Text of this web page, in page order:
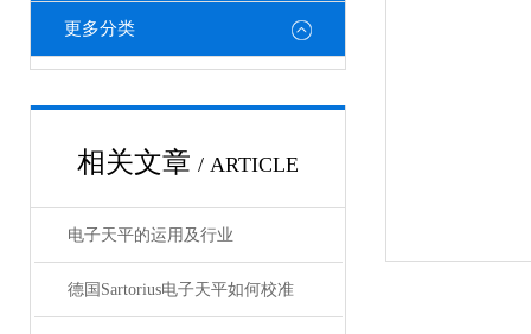
更多分类
相关文章 / ARTICLE
电子天平的运用及行业
德国Sartorius电子天平如何校准